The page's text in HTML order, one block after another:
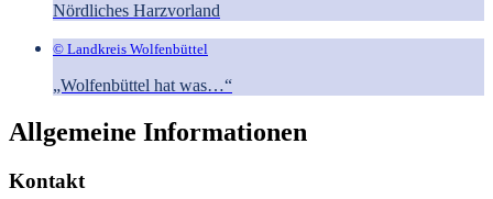
Nördliches Harzvorland
© Landkreis Wolfenbüttel
„Wolfenbüttel hat was…“
Allgemeine Informationen
Kontakt